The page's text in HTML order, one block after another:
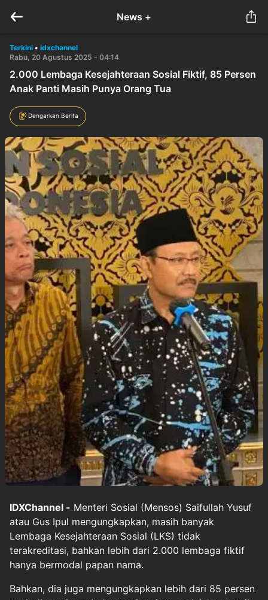
News +
Terkini • idxchannel
Rabu, 20 Agustus 2025 - 04:14
2.000 Lembaga Kesejahteraan Sosial Fiktif, 85 Persen
Anak Panti Masih Punya Orang Tua
Dengarkan Berita
IDXChannel - Menteri Sosial (Mensos) Saifullah Yusuf
atau Gus Ipul mengungkapkan, masih banyak
Lembaga Kesejahteraan Sosial (LKS) tidak
terakreditasi, bahkan lebih dari 2.000 lembaga fiktif
hanya bermodal papan nama.
Bahkan, dia juga mengungkapkan lebih dari 85 persen